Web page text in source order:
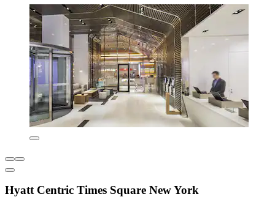
Hyatt Centric Times Square New York